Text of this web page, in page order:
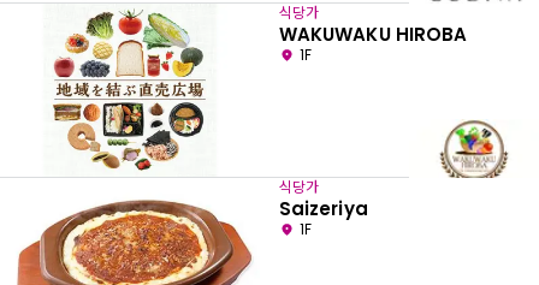
식당가
WAKUWAKU HIROBA
1F
식당가
Saizeriya
1F